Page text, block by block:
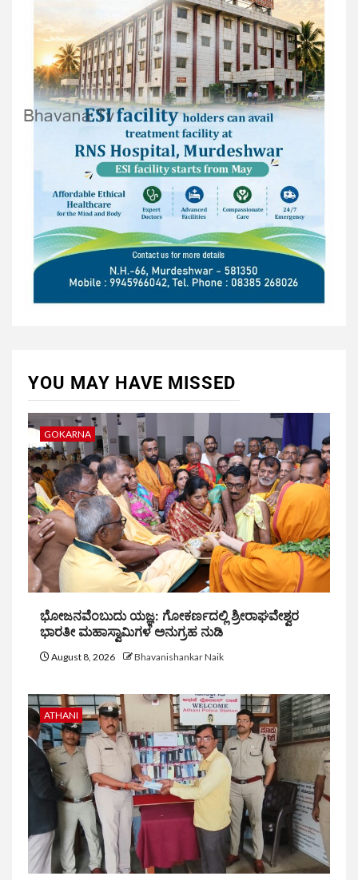
YOU MAY HAVE MISSED
GOKARNA
ಭೋಜನವೆಂಬುದು ಯಜ್ಞ: ಗೋಕರ್ಣದಲ್ಲಿ ಶ್ರೀರಾಘವೇಶ್ವರ
ಭಾರತೀ ಮಹಾಸ್ವಾಮಿಗಳ ಅನುಗ್ರಹ ನುಡಿ
August 8, 2026 Bhavanishankar Naik
ATHANI